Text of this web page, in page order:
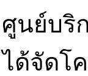
นย์บริ
ด้จัดโ